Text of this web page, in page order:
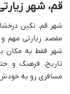
قم، شهر
شهر قم، نگین
مقصد زیارتی مهم
شهر فقط یه مکان
تاریخ، فرهنگ و
مسافری رو به